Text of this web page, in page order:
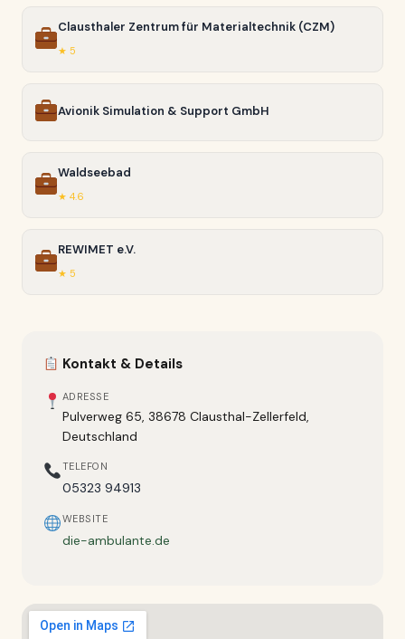
Clausthaler Zentrum für Materialtechnik (CZM)
★ 5
Avionik Simulation & Support GmbH
Waldseebad
★ 4.6
REWIMET e.V.
★ 5
Kontakt & Details
ADRESSE
Pulverweg 65, 38678 Clausthal-Zellerfeld,
Deutschland
TELEFON
05323 94913
WEBSITE
die-ambulante.de